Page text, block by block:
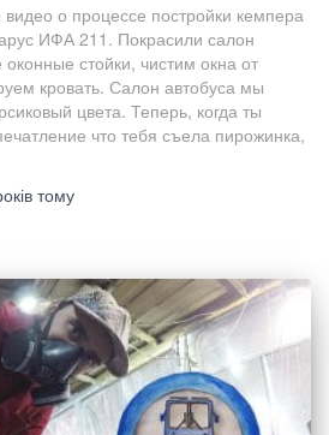
о процессе постройки кемпера
ИФА 211. Покрасили салон
стойки, чистим окна от
кровать. Салон автобуса мы
цвета. Теперь, когда ты
что тебя съела пирожинка,
тому